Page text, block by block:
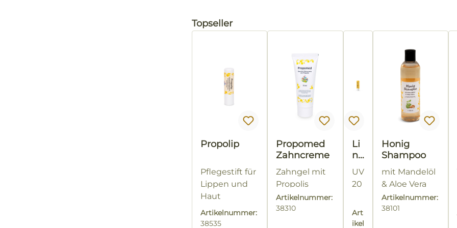
Produktgalerie überspringen
Topseller
Propolip
Pflegestift für
Lippen und
Haut
Artikelnummer:
38535
Propomed
Zahncreme
Zahngel mit
Propolis
75 ml-Tube
Ohne
Artikelnummer:
38310
Li
nd
es
a
Kl
si
k
UV
20
Art
ikel
Honig
Shampoo
mit Mandelöl
& Aloe Vera
Gibt dem
Haar Glanz
Artikelnummer:
38101